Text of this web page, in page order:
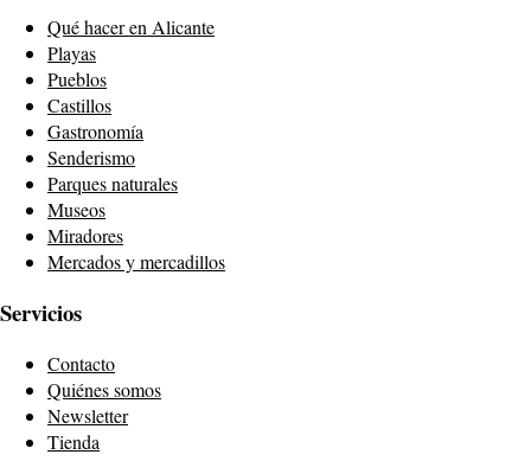
Qué hacer en Alicante
Playas
Pueblos
Castillos
Gastronomía
Senderismo
Parques naturales
Museos
Miradores
Mercados y mercadillos
Servicios
Contacto
Quiénes somos
Newsletter
Tienda